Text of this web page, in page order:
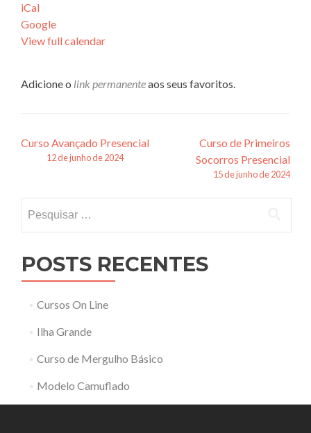
iCal
Google
View full calendar
Adicione o link permanenteaos seus favoritos.
Navegação
posts
Curso Avançado Presencial
12 de junho de 2024
Curso de Primeiros
Socorros Presencial
15 de junho de 2024
por:
POSTS RECENTES
Cursos On Line
Ilha Grande
Curso de Mergulho Básico
Modelo Camuflado